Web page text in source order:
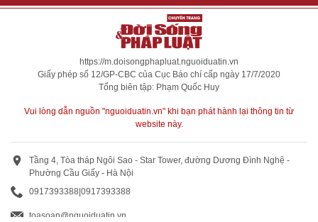
https://m.doisongphapluat.nguoiduatin.vn
Giấy phép số 12/GP-CBC của Cục Báo chí cấp ngày 17/7/2020
Tổng biên tập: Phạm Quốc Huy
Vui lòng dẫn nguồn "nguoiduatin.vn" khi bạn phát hành lại thông tin từ
website này.
Tầng 4, Tòa tháp Ngôi Sao - Star Tower, đường Dương Đình Nghệ -
Phường Cầu Giấy - Hà Nội
0917393388 0917393388
toasoan@nguoiduatin.vn